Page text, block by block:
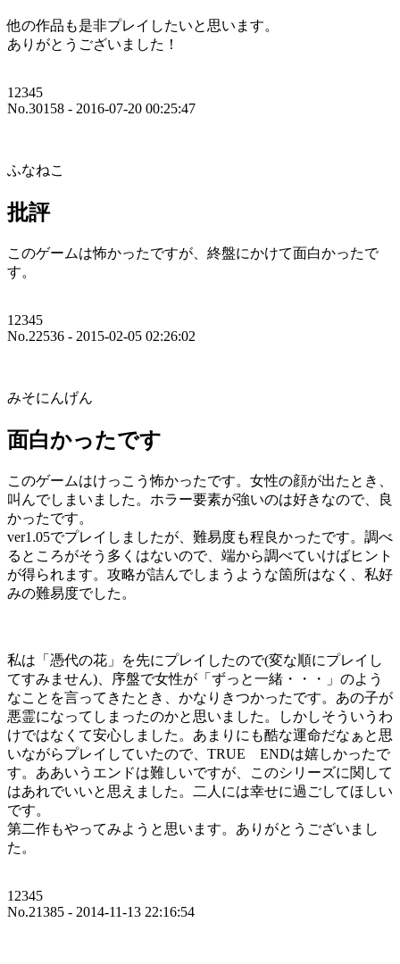
他の作品も是非プレイしたいと思います。
ありがとうございました！
12345
No.30158 - 2016-07-20 00:25:47
ふなねこ
批評
このゲームは怖かったですが、終盤にかけて面白かったで
す。
12345
No.22536 - 2015-02-05 02:26:02
みそにんげん
面白かったです
このゲームはけっこう怖かったです。女性の顔が出たとき、
叫んでしまいました。ホラー要素が強いのは好きなので、良
かったです。
ver1.05でプレイしましたが、難易度も程良かったです。調べ
るところがそう多くはないので、端から調べていけばヒント
が得られます。攻略が詰んでしまうような箇所はなく、私好
みの難易度でした。
私は「憑代の花」を先にプレイしたので(変な順にプレイし
てすみません)、序盤で女性が「ずっと一緒・・・」のよう
なことを言ってきたとき、かなりきつかったです。あの子が
悪霊になってしまったのかと思いました。しかしそういうわ
けではなくて安心しました。あまりにも酷な運命だなぁと思
いながらプレイしていたので、TRUE ENDは嬉しかったで
す。ああいうエンドは難しいですが、このシリーズに関して
はあれでいいと思えました。二人には幸せに過ごしてほしい
です。
第二作もやってみようと思います。ありがとうございまし
た。
12345
No.21385 - 2014-11-13 22:16:54